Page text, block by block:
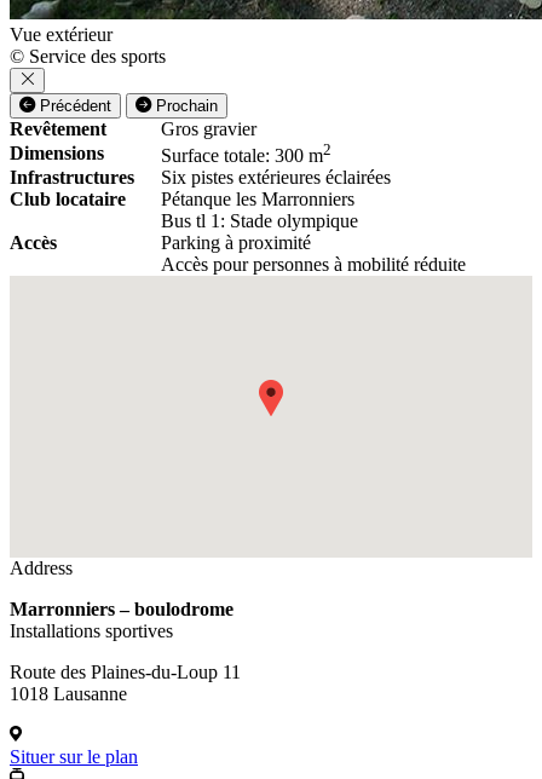
Vue extérieur
© Service des sports
Précédent Prochain
Revêtement
Gros gravier
Dimensions
Surface totale: 300 m2
Infrastructures
Six pistes extérieures éclairées
Club locataire
Pétanque les Marronniers
Accès
Bus tl 1: Stade olympique
Parking à proximité
Accès pour personnes à mobilité réduite
Address
Marronniers – boulodrome
Installations sportives
Route des Plaines-du-Loup 11
1018 Lausanne
Situer sur le plan